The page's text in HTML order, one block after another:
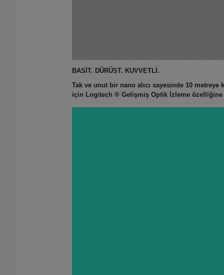
BASİT. DÜRÜST. KUVVETLİ.
Tak ve unut bir nano alıcı sayesinde 10 metreye
için Logitech ® Gelişmiş Optik İzleme özelliğine